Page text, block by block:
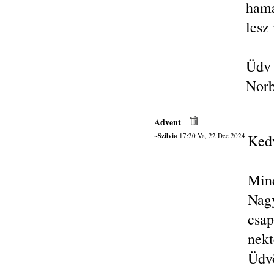
lesz
Üdv
Advent
~Szilvia17:20 Va, 22 Dec 2024